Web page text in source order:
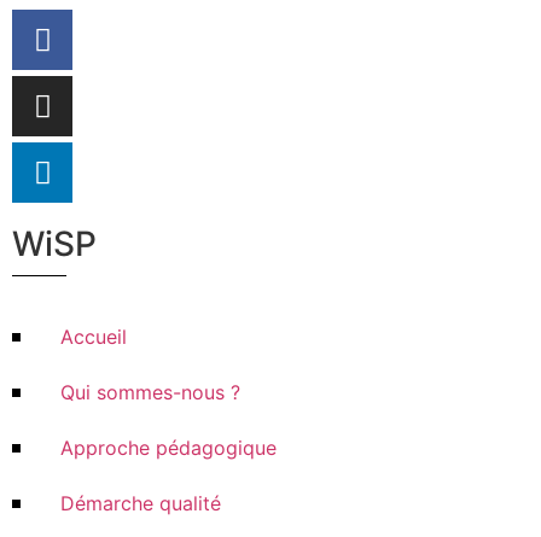
WiSP
Accueil
Qui sommes-nous ?
Approche pédagogique
Démarche qualité